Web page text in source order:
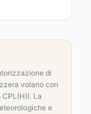
di
volano con
La
e